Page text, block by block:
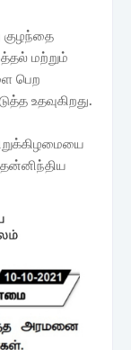
குழந்தை
மற்றும்
பெற
உதவுகிறது.